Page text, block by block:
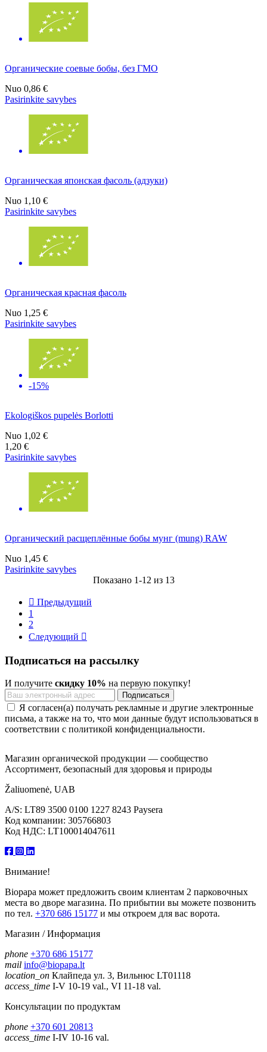
Органические соевые бобы, без ГМО
Nuo 0,86 €
Pasirinkite savybes
Органическая японская фасоль (адзуки)
Nuo 1,10 €
Pasirinkite savybes
Органическая красная фасоль
Nuo 1,25 €
Pasirinkite savybes
-15%
Ekologiškos pupelės Borlotti
Nuo 1,02 €
1,20 €
Pasirinkite savybes
Органический расщеплённые бобы мунг (mung) RAW
Nuo 1,45 €
Pasirinkite savybes
Показано 1-12 из 13
 Предыдущий
1
2
Следующий 
Подписаться на рассылку
И получите скидку 10% на первую покупку!
Я согласен(а) получать рекламные и другие электронные
письма, а также на то, что мои данные будут использоваться в
соответствии с политикой конфиденциальности.
Магазин органической продукции — сообщество
Ассортимент, безопасный для здоровья и природы
Žaliuomenė, UAB
A/S: LT89 3500 0100 1227 8243 Paysera
Код компании: 305766803
Код НДС: LT100014047611
Внимание!
Biopapa может предложить своим клиентам 2 парковочных
места во дворе магазина. По прибытии вы можете позвонить
по тел. +370 686 15177 и мы откроем для вас ворота.
Магазин / Информация
phone +370 686 15177
mail info@biopapa.lt
location_on Клайпеда ул. 3, Вильнюс LT01118
access_time I-V 10-19 val., VI 11-18 val.
Консультации по продуктам
phone +370 601 20813
access_time I-IV 10-16 val.